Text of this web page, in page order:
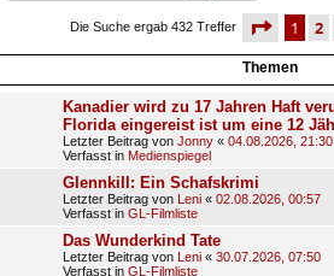
Die Suche ergab 432 Treffer seite
1 2
Themen
Kanadier wird zu 17 Jahren Haft
Florida eingereist ist um eine 12
Letzter Beitrag von Jonny « 04.08.2026, 21:30
Verfasst in Medienspiegel
Glennkill: Ein Schafskrimi
Letzter Beitrag von Leni « 02.08.2026, 00:57
Verfasst in GL-Filmliste
Das Wunderkind Tate
Letzter Beitrag von Leni « 30.07.2026, 07:50
Verfasst in GL-Filmliste